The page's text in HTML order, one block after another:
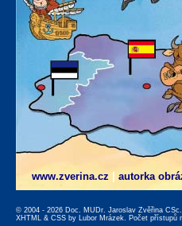
www.zverina.cz autorka
© 2004 - 2026 Doc. MUDr. Jaroslav Zvěřina
XHTML & CSS by Lubor Mrázek. Počet přístupů